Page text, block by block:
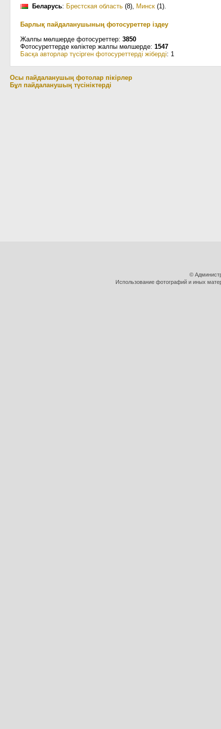
Беларусь: Брестская область (8), Минск (1).
Барлық пайдаланушының фотосуреттер іздеу
Жалпы мөлшерде фотосуреттер: 3850
Фотосуреттерде көліктер жалпы мөлшерде: 1547
Басқа авторлар түсірген фотосуреттерді жіберді: 1
Осы пайдаланушың фотолар пікірлер
Бұл пайдаланушың түсініктерді
©
Использование фотографий и иных